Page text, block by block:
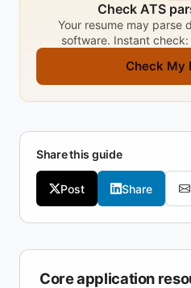
Check ATS
Your resume may parse
software. Instant check:
Check My
Share this guide
Post Share
Core application